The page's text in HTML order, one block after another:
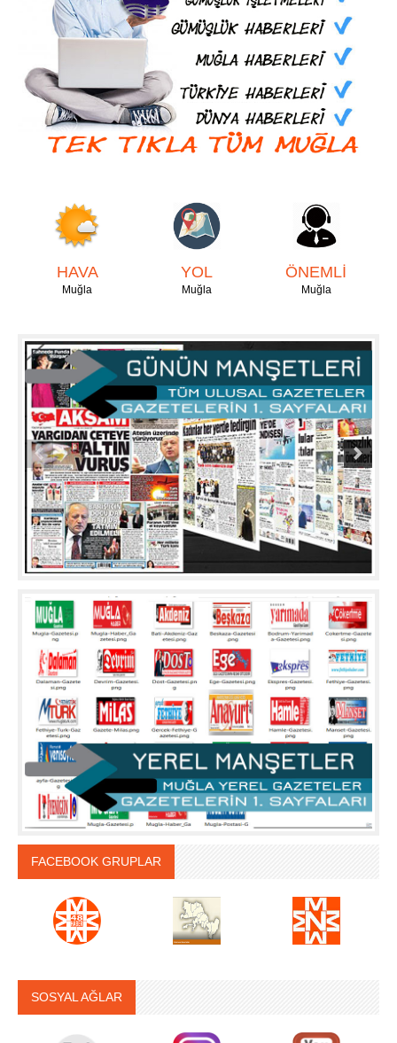
HAVA
Muğla
YOL
Muğla
ÖNEMLİ
Muğla
FACEBOOK GRUPLAR
SOSYAL AĞLAR